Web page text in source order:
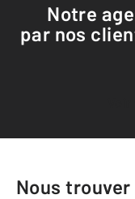
Notre
par nos
Nous trouver